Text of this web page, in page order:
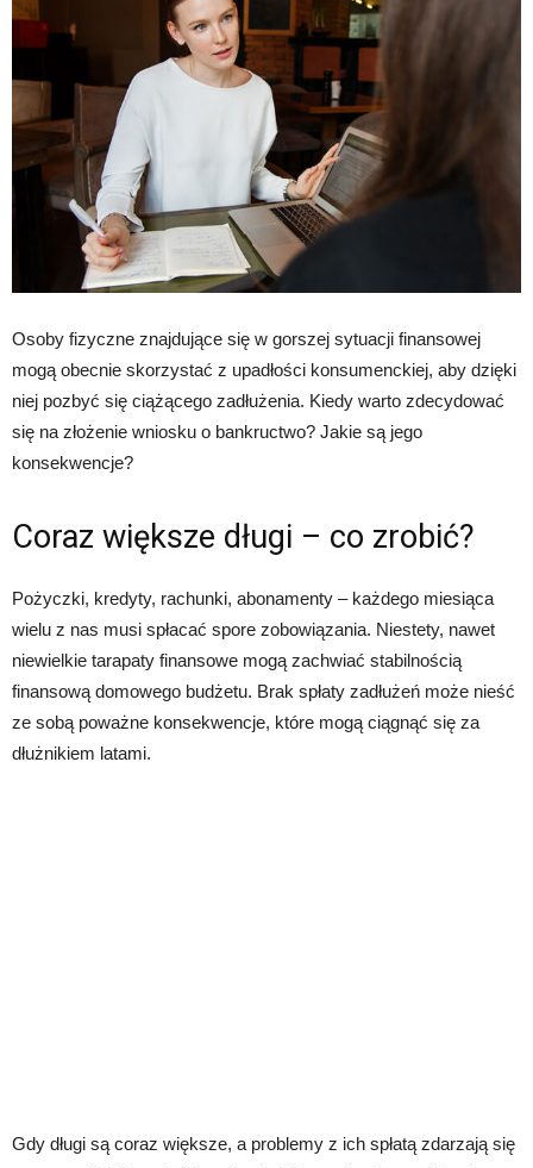
Osoby fizyczne znajdujące się w gorszej sytuacji finansowej
mogą obecnie skorzystać z upadłości konsumenckiej, aby dzięki
niej pozbyć się ciążącego zadłużenia. Kiedy warto zdecydować
się na złożenie wniosku o bankructwo? Jakie są jego
konsekwencje?
Coraz większe długi – co zrobić?
Pożyczki, kredyty, rachunki, abonamenty – każdego miesiąca
wielu z nas musi spłacać spore zobowiązania. Niestety, nawet
niewielkie tarapaty finansowe mogą zachwiać stabilnością
finansową domowego budżetu. Brak spłaty zadłużeń może nieść
ze sobą poważne konsekwencje, które mogą ciągnąć się za
dłużnikiem latami.
Gdy długi są coraz większe, a problemy z ich spłatą zdarzają się